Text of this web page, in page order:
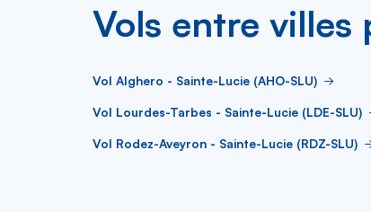
Vols entre villes
Vol Alghero - Sainte-Lucie (AHO-SLU)
Vol Lourdes-Tarbes - Sainte-Lucie (LDE-SLU)
Vol Rodez-Aveyron - Sainte-Lucie (RDZ-SLU)